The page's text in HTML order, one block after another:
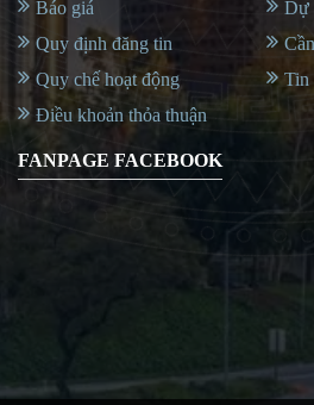
Báo giá
Quy định đăng tin
Quy chế hoạt động
Điều khoản thỏa thuận
Dự
Tin
FANPAGE FACEBOOK